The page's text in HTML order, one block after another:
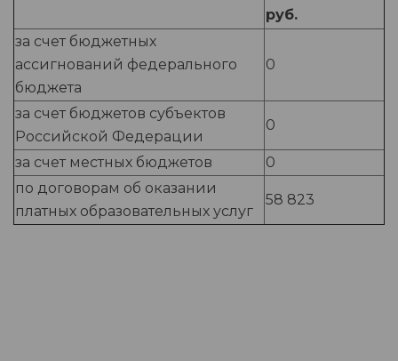
руб.
за счет бюджетных
ассигнований федерального
бюджета
0
за счет бюджетов субъектов
Российской Федерации
0
за счет местных бюджетов
0
по договорам об оказании
платных образовательных услуг
58 823